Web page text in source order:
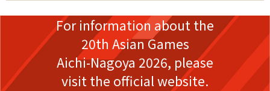
For information about the
20th Asian Games
Aichi-Nagoya 2026, please
visit the official website.